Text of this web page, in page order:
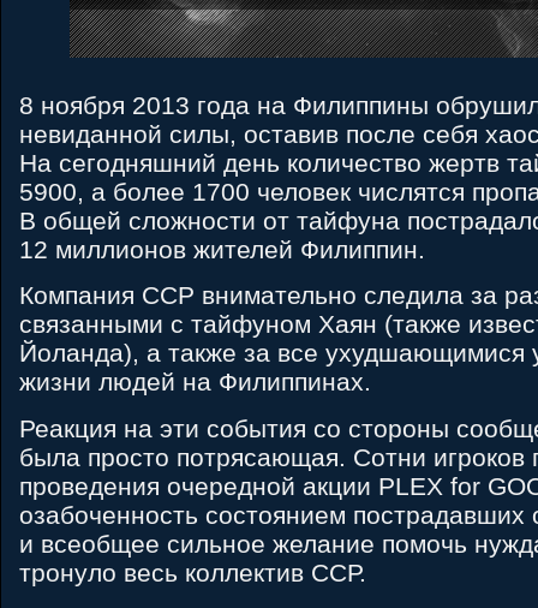
8 ноября 2013 года на Филиппины
невиданной силы, оставив после себя
На сегодняшний день количество жертв
5900, а более 1700 человек числятся
В общей сложности от тайфуна
12 миллионов жителей Филиппин.
Компания ССР внимательно следила за
связанными с тайфуном Хаян (также
Йоланда), а также за все ухудшающимися
жизни людей на Филиппинах.
Реакция на эти события со стороны
была просто потрясающая. Сотни игроков
проведения очередной акции PLEX for
озабоченность состоянием пострадавших
и всеобщее сильное желание помочь
тронуло весь коллектив ССР.